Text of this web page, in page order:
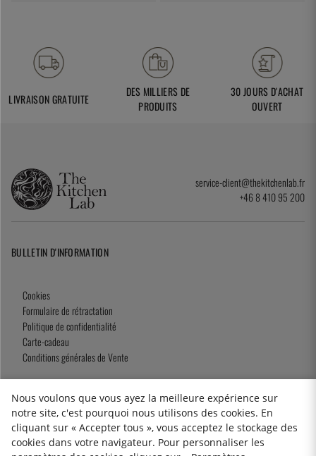
LIVRAISON GRATUITE
DES MILLIERS DE
PRODUITS
30 JOURS D'ACHAT
OUVERT
service-client@thekitchenlab.fr
+46 8 410 95 200
BULLETIN D'INFORMATION
Cookies
Formulaire de rétractation
Politique de confidentialité
Carte-cadeau
Conditions générales de Vente
2026 KitchenLab AB
Nous voulons que vous ayez la meilleure expérience sur
notre site, c'est pourquoi nous utilisons des cookies. En
cliquant sur « Accepter tous », vous acceptez le stockage des
cookies dans votre navigateur. Pour personnaliser les